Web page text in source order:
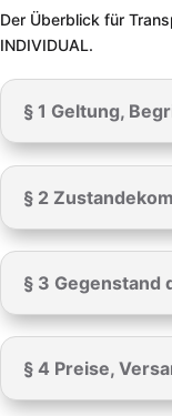
Der Überblick für
INDIVIDUAL.
§ 1 Geltung,
§ 2
§ 3 Gegenstand
§ 4 Preise,